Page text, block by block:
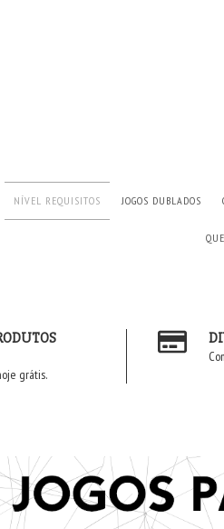
NÍVEL REQUISITOS JOGOS DUBLADOS
grátis.